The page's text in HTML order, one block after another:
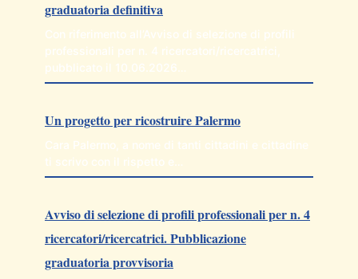
graduatoria definitiva
Con riferimento all’Avviso di selezione di profili
professionali per n. 4 ricercatori/ricercatrici,
pubblicato il 10.06.2026…
Un progetto per ricostruire Palermo
Cara Palermo, a nome di tanti cittadini e cittadine
ti scrivo con il rispetto e…
Avviso di selezione di profili professionali per n. 4
ricercatori/ricercatrici. Pubblicazione
graduatoria provvisoria